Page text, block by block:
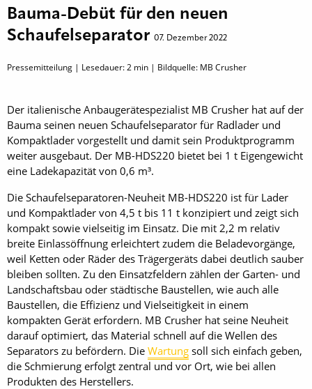
Bauma-Debüt für den neuen
Schaufelseparator 07. Dezember 2022
Pressemitteilung | Lesedauer:2 min | Bildquelle: MB Crusher
Der italienische Anbaugerätespezialist MB Crusher hat auf der
Bauma seinen neuen Schaufelseparator für Radlader und
Kompaktlader vorgestellt und damit sein Produktprogramm
weiter ausgebaut. Der MB-HDS220 bietet bei 1 t Eigengewicht
eine Ladekapazität von 0,6 m³.
Die Schaufelseparatoren-Neuheit MB-HDS220 ist für Lader
und Kompaktlader von 4,5 t bis 11 t konzipiert und zeigt sich
kompakt sowie vielseitig im Einsatz. Die mit 2,2 m relativ
breite Einlassöffnung erleichtert zudem die Beladevorgänge,
weil Ketten oder Räder des Trägergeräts dabei deutlich sauber
bleiben sollten. Zu den Einsatzfeldern zählen der Garten- und
Landschaftsbau oder städtische Baustellen, wie auch alle
Baustellen, die Effizienz und Vielseitigkeit in einem
kompakten Gerät erfordern. MB Crusher hat seine Neuheit
darauf optimiert, das Material schnell auf die Wellen des
Separators zu befördern. Die Wartung soll sich einfach geben,
die Schmierung erfolgt zentral und vor Ort, wie bei allen
Produkten des Herstellers.